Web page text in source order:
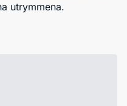
utrymmena.